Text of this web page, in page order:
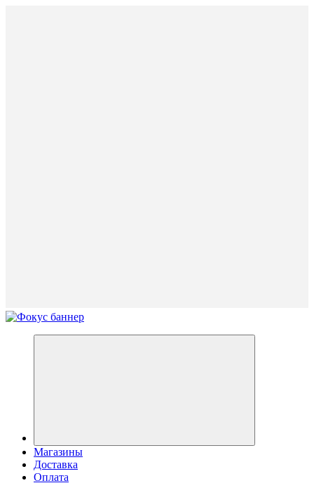
Магазины
Доставка
Оплата